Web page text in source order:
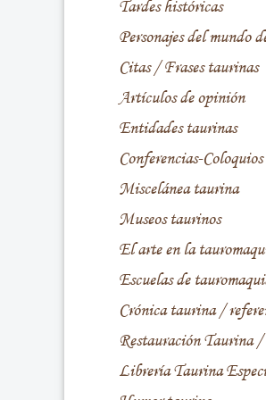
Tardes históricas
Personajes del mundo
Citas / Frases taurinas
Artículos de opinión
Entidades taurinas
Conferencias-
Miscelánea taurina
Museos taurinos
El arte en la
Escuelas de
Crónica taurina /
Restauración Taurina /
Librería Taurina